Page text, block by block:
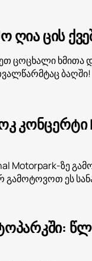
ღია ცის
ცოცხალი
ბაღში!
Motorpark-ზე
გამოტოვოთ ეს